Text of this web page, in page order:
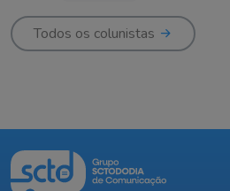
Todos os colunistas